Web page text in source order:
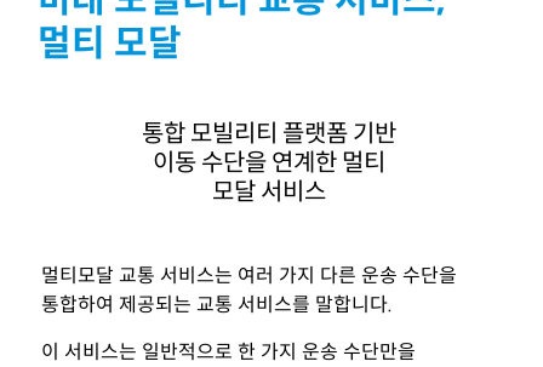
멀티 모달
통합 모빌리티 플랫폼 기반
이동 수단을 연계한 멀티
모달 서비스
멀티모달 교통 서비스는 여러 가지 다른 운송 수단을
통합하여 제공되는 교통 서비스를 말합니다.
이 서비스는 일반적으로 한 가지 운송 수단만을